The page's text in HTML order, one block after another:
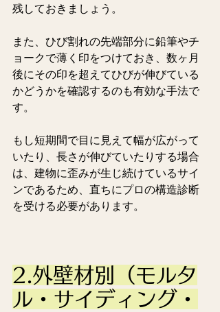
残しておきましょう。
また、ひび割れの先端部分に鉛筆やチ
ョークで薄く印をつけておき、数ヶ月
後にその印を超えてひびが伸びている
かどうかを確認するのも有効な手法で
す。
もし短期間で目に見えて幅が広がって
いたり、長さが伸びていたりする場合
は、建物に歪みが生じ続けているサイ
ンであるため、直ちにプロの構造診断
を受ける必要があります。
2.外壁材別（モルタ
ル・サイディング・